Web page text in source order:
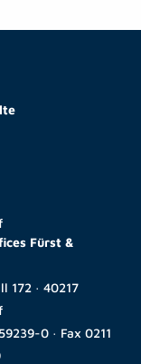
Fürst &
172 · 40217
0 · Fax 0211